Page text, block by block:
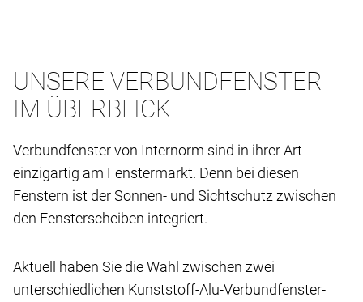
UNSERE VERBUNDFENSTER
IM ÜBERBLICK
Verbundfenster von Internorm sind in ihrer Art
einzigartig am Fenstermarkt. Denn bei diesen
Fenstern ist der Sonnen- und Sichtschutz zwischen
den Fensterscheiben integriert.
Aktuell haben Sie die Wahl zwischen zwei
unterschiedlichen Kunststoff-Alu-Verbundfenster-